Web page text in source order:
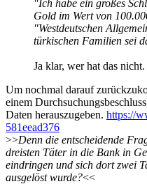
"Ich habe ein großes
Gold im Wert von
"Westdeutschen
türkischen Familien sei
Ja klar, wer hat das nicht.
Um nochmal darauf
einem
Daten herauszugeben. https://
581eead376
>>Denn die entscheidende
dreisten Täter in die Bank in
eindringen und sich dort zwei
ausgelöst wurde?<<